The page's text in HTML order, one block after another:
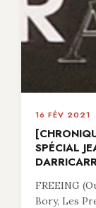
16 FÉV 2021
SPÉCIAL
FREEING
Bory, Les